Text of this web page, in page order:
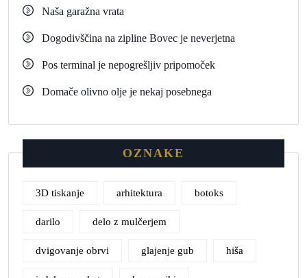
Naša garažna vrata
Dogodivščina na zipline Bovec je neverjetna
Pos terminal je nepogrešljiv pripomoček
Domače olivno olje je nekaj posebnega
OZNAKE
3D tiskanje arhitektura botoks
darilo delo z mulčerjem
dvigovanje obrvi glajenje gub hiša